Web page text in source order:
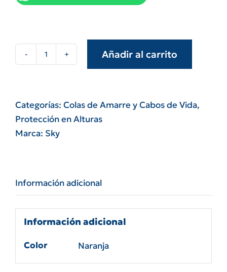
elastizada
1,5
mts
Añadir al carrito
Categorías: Colas de Amarre y Cabos de Vida,
Protección en Alturas
Marca: Sky
Información adicional
Información adicional
Color Naranja